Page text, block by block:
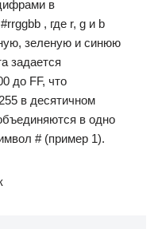
в
, где r, g и b
зеленую и синюю
задается
до FF, что
в десятичном
в одно
# (пример 1).